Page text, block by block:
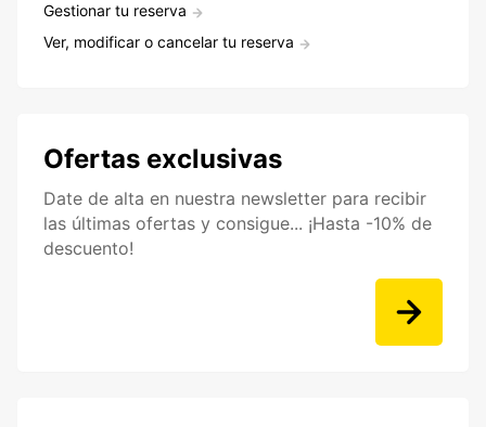
Gestionar tu reserva
Ver, modificar o cancelar tu reserva
Ofertas exclusivas
Date de alta en nuestra newsletter para recibir
las últimas ofertas y consigue... ¡Hasta -10% de
descuento!